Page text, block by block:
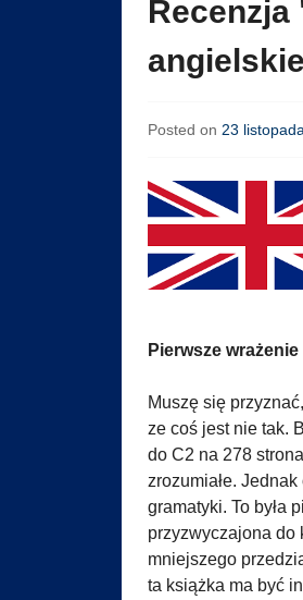
Posted on 23
Pierwsze wrażenie
Muszę się
ze coś jest nie tak.
do C2 na 278
zrozumiałe.
gramatyki. To była
przyzwyczajona do
mniejszego
ta książka ma być